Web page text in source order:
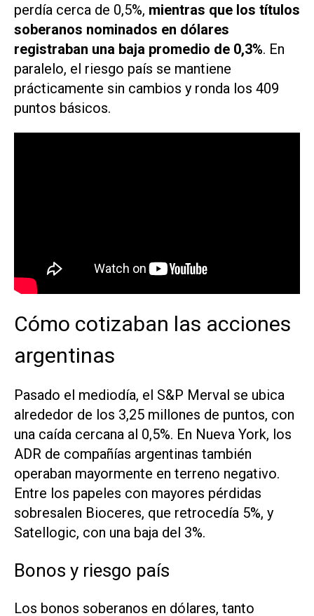
perdía cerca de 0,5%, mientras que los títulos
soberanos nominados en dólares
registraban una baja promedio de 0,3%. En
paralelo, el riesgo país se mantiene
prácticamente sin cambios y ronda los 409
puntos básicos.
Cómo cotizaban las acciones
argentinas
Pasado el mediodía, el S&P Merval se ubica
alrededor de los 3,25 millones de puntos, con
una caída cercana al 0,5%. En Nueva York, los
ADR de compañías argentinas también
operaban mayormente en terreno negativo.
Entre los papeles con mayores pérdidas
sobresalen Bioceres, que retrocedía 5%, y
Satellogic, con una baja del 3%.
Bonos y riesgo país
Los bonos soberanos en dólares, tanto